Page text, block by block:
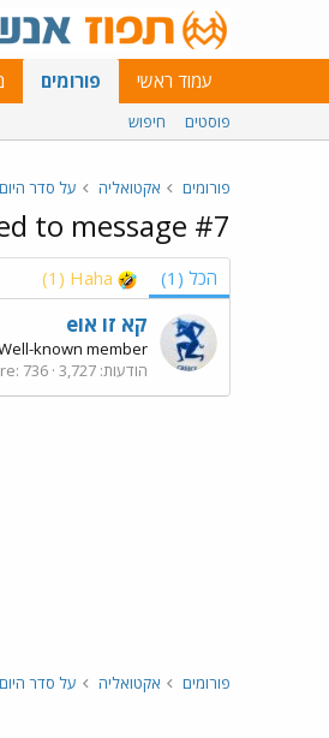
עמוד ראשי פורומים
פוסטים חיפוש
פורומים אקטואליה על סדר היום
to message #7
הכל (1)
Haha
(1)
eקא זו או
known member
הודעות 3,727
736
פורומים אקטואליה על סדר היום